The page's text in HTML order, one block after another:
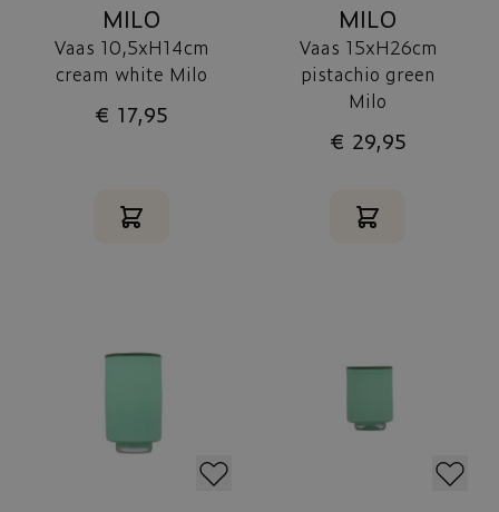
MILO
Vaas 10,5xH14cm
cream white Milo
€ 17,95
MILO
Vaas 15xH26cm
pistachio green
Milo
€ 29,95